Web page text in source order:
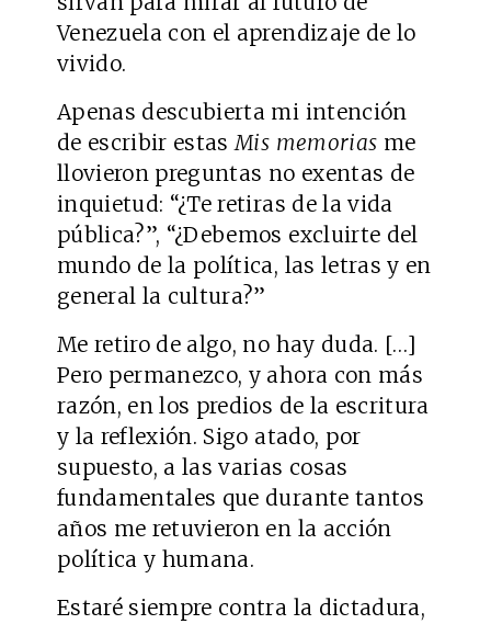
Venezuela con el aprendizaje de lo
vivido.
Apenas descubierta mi intención
de escribir estasMis memorias me
llovieron preguntas no exentas de
inquietud: “¿Te retiras de la vida
pública?”, “¿Debemos excluirte del
mundo de la política, las letras y en
general la cultura?”
Me retiro de algo, no hay duda. […]
Pero permanezco, y ahora con más
razón, en los predios de la escritura
y la reflexión. Sigo atado, por
supuesto, a las varias cosas
fundamentales que durante tantos
años me retuvieron en la acción
política y humana.
Estaré siempre contra la dictadura,